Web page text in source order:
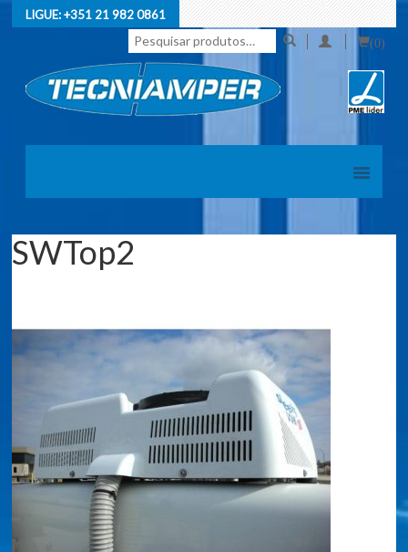
LIGUE:+351 21 982 0861
Pesquisar
por:
(0)
SWTop2